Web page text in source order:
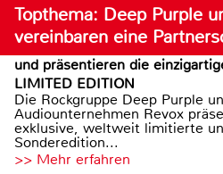
Topthema: Deep Purple
vereinbaren eine
und präsentieren die
LIMITED EDITION
Die Rockgruppe Deep Purple
Audiounternehmen Revox
exklusive, weltweit limitierte
Sonderedition...
>> Mehr erfahren